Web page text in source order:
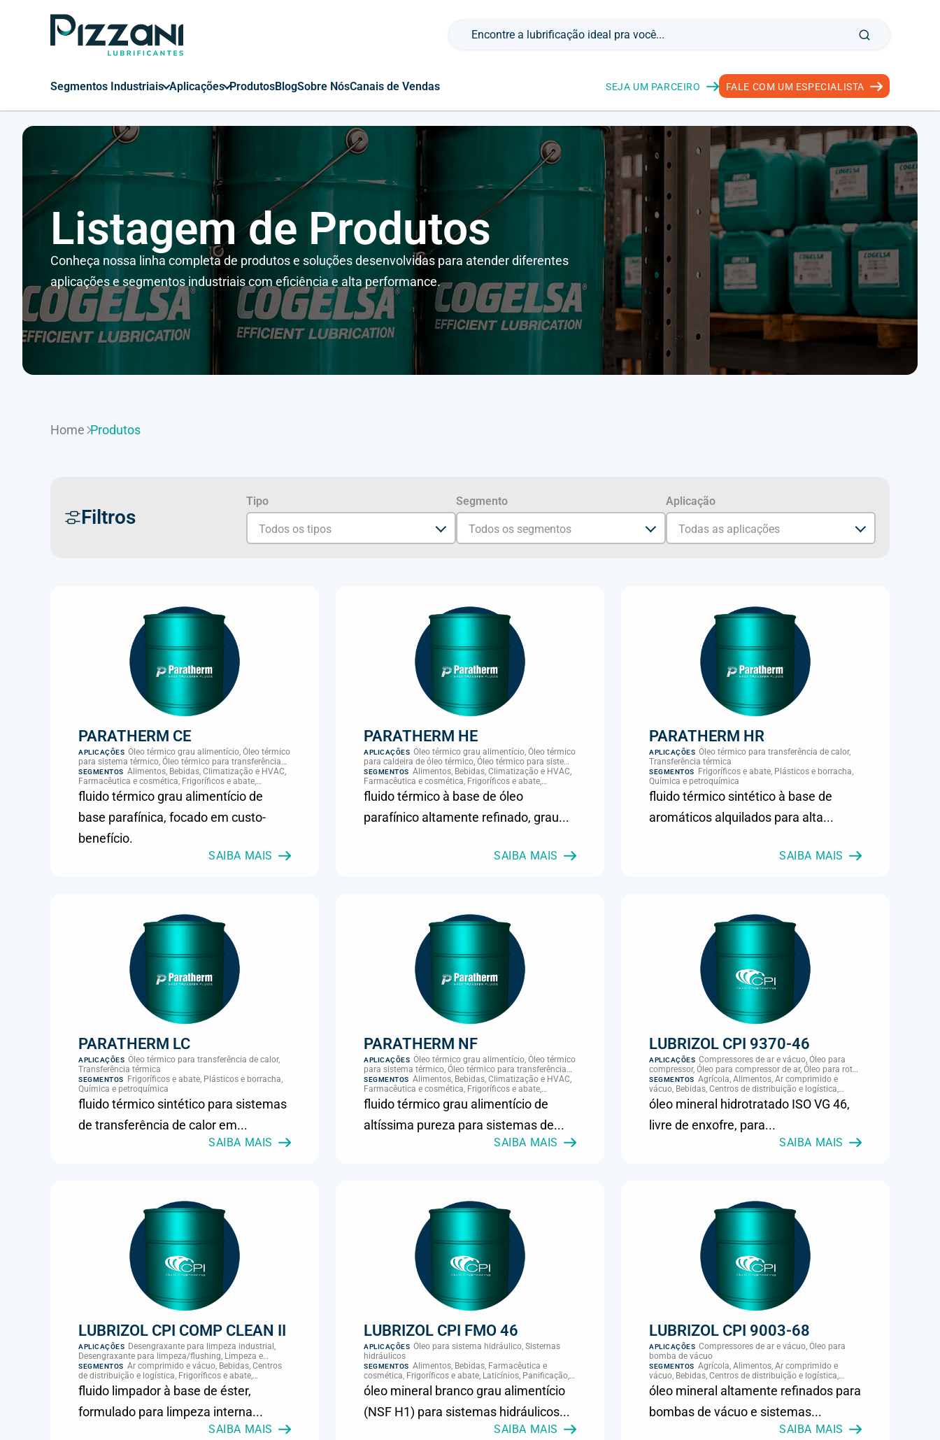
Segmentos Industriais Aplicações ProdutosBlogSobre NósCanais de Vendas SEJA UM PARCEIRO FALE COM UM ESPECIALISTA
Listagem de Produtos
Conheça nossa linha completa de produtos e soluções desenvolvidas para atender diferentes
aplicações e segmentos industriais com eficiência e alta performance.
Home Produtos
Filtros
Tipo Segmento Aplicação
PARATHERM CE
APLICAÇÕES Óleo térmico grau alimentício, Óleo térmico
para sistema térmico, Óleo térmico para transferência
de calor, Transferência térmica
SEGMENTOS Alimentos, Bebidas, Climatização e HVAC,
Farmacêutica e cosmética, Frigoríficos e abate,
Laticínios, Panificação, Plásticos e borracha, Química e
petroquímica, Supermercados e refrigeração comercial
fluido térmico grau alimentício de
base parafínica, focado em custo-
benefício.
SAIBA MAIS
PARATHERM HE
APLICAÇÕES Óleo térmico grau alimentício, Óleo térmico
para caldeira de óleo térmico, Óleo térmico para sistema
térmico, Óleo térmico para transferência de calor,
Transferência térmica
SEGMENTOS Alimentos, Bebidas, Climatização e HVAC,
Farmacêutica e cosmética, Frigoríficos e abate,
Laticínios, Panificação, Química e petroquímica,
Supermercados e refrigeração comercial
fluido térmico à base de óleo
parafínico altamente refinado, grau...
SAIBA MAIS
PARATHERM HR
APLICAÇÕES Óleo térmico para transferência de calor,
Transferência térmica
SEGMENTOS
Frigoríficos e abate, Plásticos e borracha,
Química e petroquímica
fluido térmico sintético à base de
aromáticos alquilados para alta...
SAIBA MAIS
PARATHERM LC
APLICAÇÕES Óleo térmico para transferência de calor,
Transferência térmica
SEGMENTOS
Frigoríficos e abate, Plásticos e borracha,
Química e petroquímica
fluido térmico sintético para sistemas
de transferência de calor em...
SAIBA MAIS
PARATHERM NF
APLICAÇÕES Óleo térmico grau alimentício, Óleo térmico
para sistema térmico, Óleo térmico para transferência
de calor, Transferência térmica
SEGMENTOS Alimentos, Bebidas, Climatização e HVAC,
Farmacêutica e cosmética, Frigoríficos e abate,
Laticínios, Panificação, Supermercados e refrigeração
comercial
fluido térmico grau alimentício de
altíssima pureza para sistemas de...
SAIBA MAIS
LUBRIZOL CPI 9370-46
APLICAÇÕES Compressores de ar e vácuo, Óleo para
compressor, Óleo para compressor de ar, Óleo para rotor
de compressor, Refrigeração, climatização e
compressores
SEGMENTOS Agrícola, Alimentos, Ar comprimido e
vácuo, Bebidas, Centros de distribuição e logística,
Cimento, Climatização e HVAC, Data center,
Eletroeletrônica, Embalagens e latas, Energia (geração),
Eólico, Farmacêutica e cosmética, Frigoríficos e abate,
Laticínios, Madeira e móveis, Metalmecânica, Metalurgia
e fundição, Mineração, MRO e manutenção industrial,
Naval e portuário, Panificação, Papel e celulose,
óleo mineral hidrotratado ISO VG 46,
livre de enxofre, para...
SAIBA MAIS
LUBRIZOL CPI COMP CLEAN II
APLICAÇÕES
Desengraxante para limpeza industrial,
Desengraxante para limpeza/flushing, Limpeza e
manutenção
SEGMENTOS Ar comprimido e vácuo, Bebidas, Centros
de distribuição e logística, Frigoríficos e abate,
Laticínios, MRO e manutenção industrial
fluido limpador à base de éster,
formulado para limpeza interna...
SAIBA MAIS
LUBRIZOL CPI FMO 46
APLICAÇÕES Óleo para sistema hidráulico, Sistemas
hidráulicos
SEGMENTOS Alimentos, Bebidas, Farmacêutica e
cosmética, Frigoríficos e abate, Laticínios, Panificação,
Supermercados e refrigeração comercial
óleo mineral branco grau alimentício
(NSF H1) para sistemas hidráulicos...
SAIBA MAIS
LUBRIZOL CPI 9003-68
APLICAÇÕES Compressores de ar e vácuo, Óleo para
bomba de vácuo
SEGMENTOS Agrícola, Alimentos, Ar comprimido e
vácuo, Bebidas, Centros de distribuição e logística,
Cimento, Climatização e HVAC, Data center,
Eletroeletrônica, Embalagens e latas, Energia (geração),
Eólico, Farmacêutica e cosmética, Frigoríficos e abate,
Laticínios, Madeira e móveis, Metalmecânica, Metalurgia
e fundição, Mineração, MRO e manutenção industrial,
Naval e portuário, Panificação, Papel e celulose,
óleo mineral altamente refinados para
bombas de vácuo e sistemas...
SAIBA MAIS